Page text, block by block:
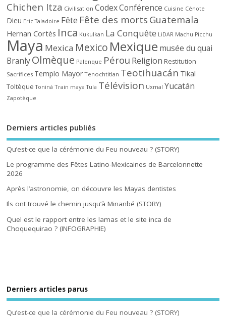
Chichen Itza Civilisation CodexConférence Cuisine Cénote
Dieu Eric Taladoire Fête Fête des morts Guatemala
Hernan Cortès Inca Kukulkan La Conquête LiDAR Machu Picchu
Maya Mexica Mexico Mexique musée du quai
BranlyOlmèque Palenque Pérou Religion Restitution
Sacrifices Templo Mayor Tenochtitlan Teotihuacán Tikal
Toltèque Toniná Train maya Tula Télévision Uxmal Yucatán
Zapotèque
Derniers articles publiés
Qu’est-ce que la cérémonie du Feu nouveau ? (STORY)
Le programme des Fêtes Latino-Mexicaines de Barcelonnette
2026
Après l’astronomie, on découvre les Mayas dentistes
Ils ont trouvé le chemin jusqu’à Minanbé (STORY)
Quel est le rapport entre les lamas et le site inca de
Choquequirao ? (INFOGRAPHIE)
Derniers articles parus
Qu’est-ce que la cérémonie du Feu nouveau ? (STORY)